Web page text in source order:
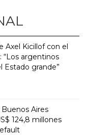
Axel Kicillof con el
“Los argentinos
Estado grande”
Aires
124,8 millones